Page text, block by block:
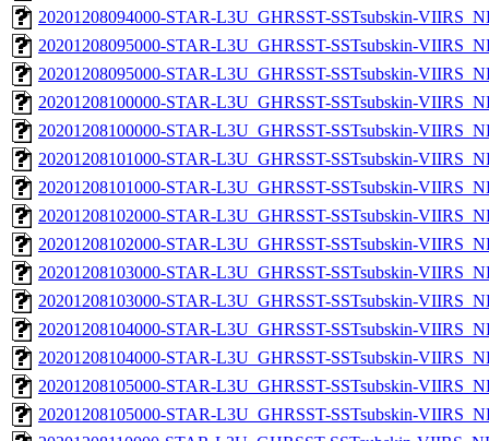
20201208094000-STAR-L3U_GHRSST-SSTsubskin-
20201208095000-STAR-L3U_GHRSST-SSTsubskin-
20201208095000-STAR-L3U_GHRSST-SSTsubskin-
20201208100000-STAR-L3U_GHRSST-SSTsubskin-
20201208100000-STAR-L3U_GHRSST-SSTsubskin-
20201208101000-STAR-L3U_GHRSST-SSTsubskin-
20201208101000-STAR-L3U_GHRSST-SSTsubskin-
20201208102000-STAR-L3U_GHRSST-SSTsubskin-
20201208102000-STAR-L3U_GHRSST-SSTsubskin-
20201208103000-STAR-L3U_GHRSST-SSTsubskin-
20201208103000-STAR-L3U_GHRSST-SSTsubskin-
20201208104000-STAR-L3U_GHRSST-SSTsubskin-
20201208104000-STAR-L3U_GHRSST-SSTsubskin-
20201208105000-STAR-L3U_GHRSST-SSTsubskin-
20201208105000-STAR-L3U_GHRSST-SSTsubskin-